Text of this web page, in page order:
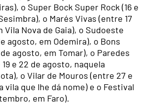
o Super Bock Super Rock (16 e
o Marés Vivas (entre 17
Vila Nova de Gaia), o Sudoeste
agosto, em Odemira), o Bons
de agosto, em Tomar), o Paredes
e 22 de agosto, naquela
o Vilar de Mouros (entre 27 e
vila que lhe dá nome) e o Festival
em Faro).